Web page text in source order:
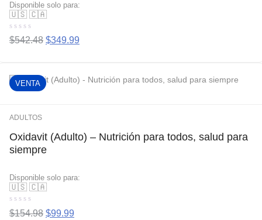
Disponible solo para:
🇺🇸 🇨🇦
Valorado
con
$542.48 $349.99
VENTA
ADULTOS
Oxidavit (Adulto) – Nutrición para todos, salud para
siempre
Disponible solo para:
🇺🇸 🇨🇦
Valorado
con
$154.98 $99.99